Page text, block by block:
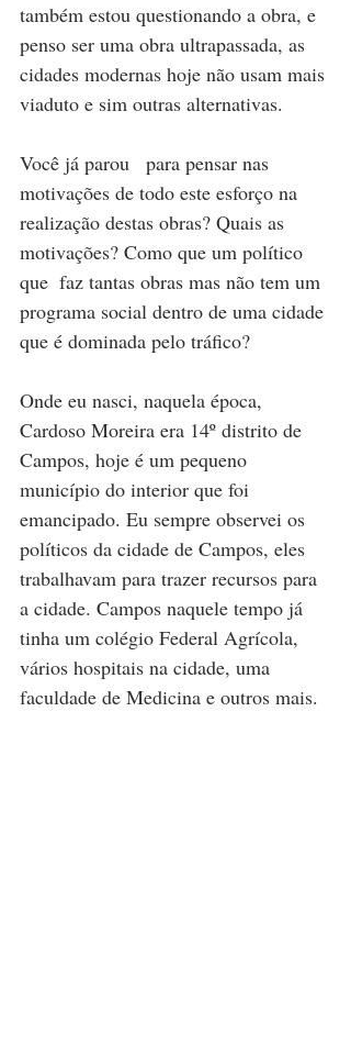
também estou questionando a obra, e
penso ser uma obra ultrapassada, as
cidades modernas hoje não usam mais
viaduto e sim outras alternativas.
Você já parou   para pensar nas
motivações de todo este esforço na
realização destas obras? Quais as
motivações? Como que um político
que  faz tantas obras mas não tem um
programa social dentro de uma cidade
que é dominada pelo tráfico?
Onde eu nasci, naquela época,
Cardoso Moreira era 14º distrito de
Campos, hoje é um pequeno
município do interior que foi
emancipado. Eu sempre observei os
políticos da cidade de Campos, eles
trabalhavam para trazer recursos para
a cidade. Campos naquele tempo já
tinha um colégio Federal Agrícola,
vários hospitais na cidade, uma
faculdade de Medicina e outros mais.